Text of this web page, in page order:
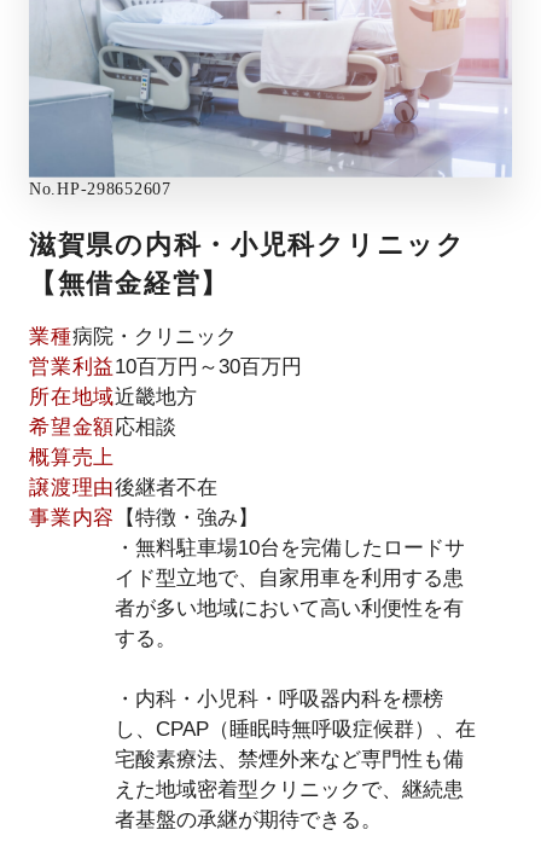
No.HP-298652607
滋賀県の内科・小児科クリニック
【無借金経営】
業種病院・クリニック
営業利益10百万円～30百万円
所在地域近畿地方
希望金額応相談
概算売上
譲渡理由後継者不在
事業内容
【特徴・強み】
・無料駐車場10台を完備したロードサ
イド型立地で、自家用車を利用する患
者が多い地域において高い利便性を有
する。
・内科・小児科・呼吸器内科を標榜
し、CPAP（睡眠時無呼吸症候群）、在
宅酸素療法、禁煙外来など専門性も備
えた地域密着型クリニックで、継続患
者基盤の承継が期待できる。